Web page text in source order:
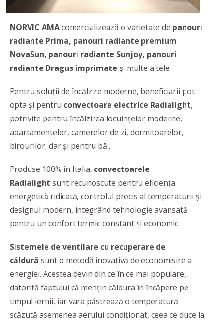
NORVIC AMAcomercializează o varietate de panouri
radiante Prima, panouri radiante premium
NovaSun, panouri radiante Sunjoy, panouri
radiante Dragus imprimate şi multe altele.
Pentru soluţii de încălzire moderne, beneficiarii pot
opta şi pentru convectoare electrice Radialight,
potrivite pentru încălzirea locuințelor moderne,
apartamentelor, camerelor de zi, dormitoarelor,
birourilor, dar și pentru băi.
Produse 100% în Italia, convectoarele
Radialight sunt recunoscute pentru eficiența
energetică ridicată, controlul precis al temperaturii și
designul modern, integrând tehnologie avansată
pentru un confort termic constant și economic.
Sistemele de ventilare cu recuperare de
căldură sunt o metodă inovativă de economisire a
energiei. Acestea devin din ce în ce mai populare,
datorită faptului că mențin căldura în încăpere pe
timpul iernii, iar vara păstrează o temperatură
scăzută asemenea aerului condiţionat, ceea ce duce la